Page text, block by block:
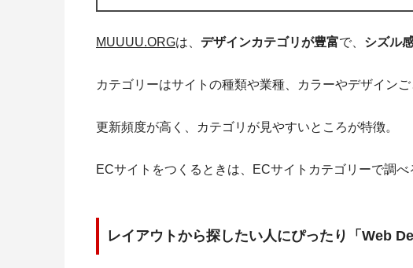
MUUUU.ORGは、 デザインカテゴリが豊富で、 シズル
カテゴリーはサイトの種類や業種、カラーやデザインご
更新頻度が高く、カテゴリが見やすいところが特徴。
ECサイトをつくるときは、ECサイトカテゴリーで調べ
レイアウトから探したい人にぴったり「Web